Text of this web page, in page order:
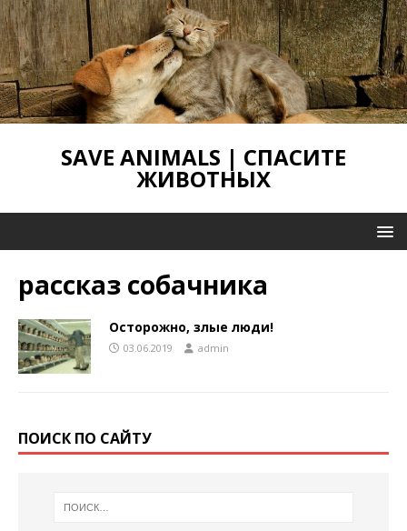
SAVE ANIMALS | СПАСИТЕ
ЖИВОТНЫХ
рассказ собачника
Осторожно, злые люди!
03.06.2019 admin
ПОИСК ПО САЙТУ